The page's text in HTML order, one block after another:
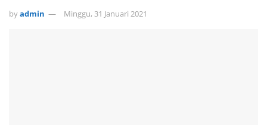
byadmin Minggu, 31 Januari 2021